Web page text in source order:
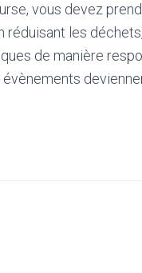
vous devez
réduisant les
de manière